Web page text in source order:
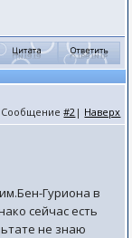
Сообщение#2 | Наверх
Гуриона в
сейчас есть
не знаю